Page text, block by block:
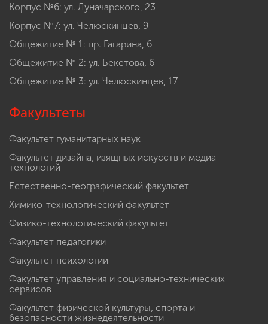
Корпус №6: ул. Луначарского, 23
Корпус №7: ул. Челюскинцев, 9
Общежитие № 1: пр. Гагарина, 6
Общежитие № 2: ул. Бекетова, 6
Общежитие № 3: ул. Челюскинцев, 17
Факультеты
Факультет гуманитарных наук
Факультет дизайна, изящных искусств и медиа-
технологий
Естественно-географический факультет
Химико-технологический факультет
Физико-технологический факультет
Факультет педагогики
Факультет психологии
Факультет управления и социально-технических
сервисов
Факультет физической культуры, спорта и
безопасности жизнедеятельности